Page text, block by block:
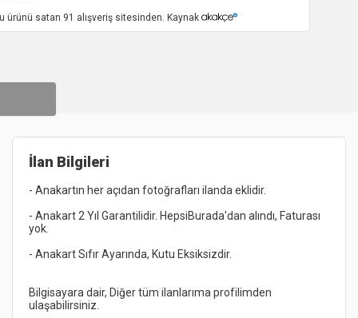
ürünü satan 91 alışveriş sitesinden. Kaynak
İlan Bilgileri
- Anakart 2 Yıl Garantilidir. HepsiBurada'dan alındı, Faturası
Bilgisayara dair, Diğer tüm ilanlarıma profilimden